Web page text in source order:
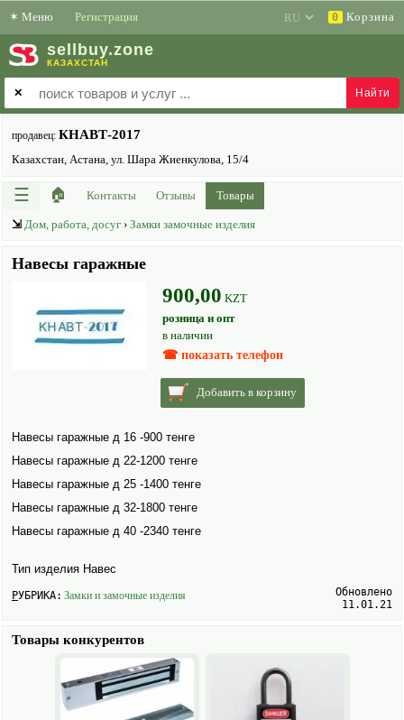
✶ Меню Регистрация 0 Корзина
sell buy.zone
КАЗАХСТАН
✕
продавец: КНАВТ-2017
Казахстан, Астана, ул. Шара Жиенкулова, 15/4
☰ 🏠 Контакты Отзывы Товары
⇲ Дом, работа, досуг › Замки замочные изделия
Навесы гаражные
900,00 KZT
розница и опт
в наличии
☎ показать телефон
Добавить в корзину
Навесы гаражные д 16 -900 тенге
Навесы гаражные д 22-1200 тенге
Навесы гаражные д 25 -1400 тенге
Навесы гаражные д 32-1800 тенге
Навесы гаражные д 40 -2340 тенге
Тип изделия Навес
РУБРИКА: Замки и замочные изделия
Обновлено
11.01.21
Товары конкурентов